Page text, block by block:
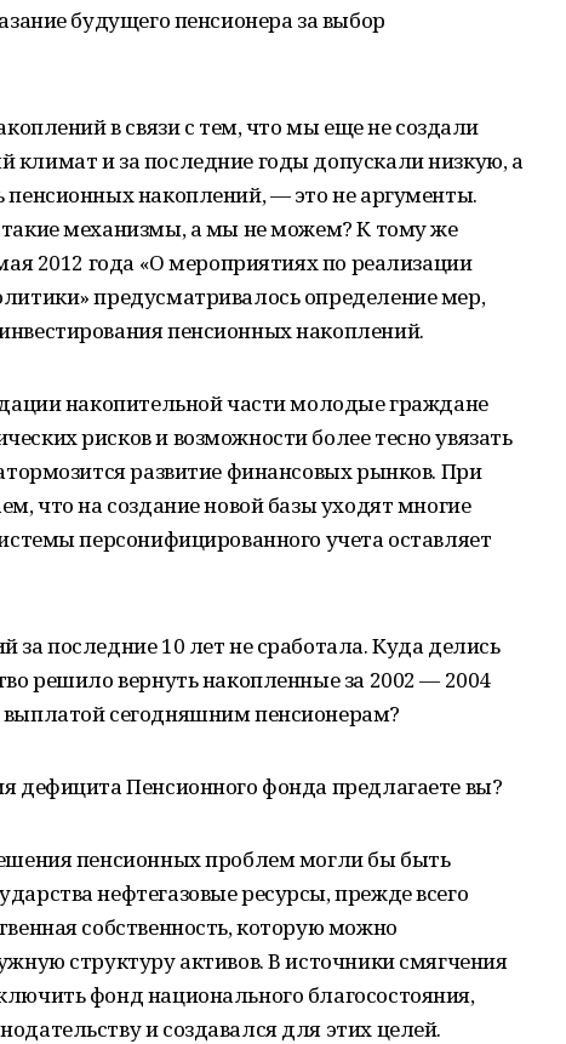
будущего пенсионера за выбор
в связи с тем, что мы еще не создали
климат и за последние годы допускали низкую, а
пенсионных накоплений, — это не аргументы.
механизмы, а мы не можем? К тому же
2012 года «О мероприятиях по реализации
предусматривалось определение мер,
пенсионных накоплений.
накопительной части молодые граждане
рисков и возможности более тесно увязать
развитие финансовых рынков. При
что на создание новой базы уходят многие
персонифицированного учета оставляет
за последние 10 лет не сработала. Куда делись
решило вернуть накопленные за 2002 — 2004
сегодняшним пенсионерам?
дефицита Пенсионного фонда предлагаете вы?
пенсионных проблем могли бы быть
нефтегазовые ресурсы, прежде всего
собственность, которую можно
структуру активов. В источники смягчения
фонд национального благосостояния,
и создавался для этих целей.